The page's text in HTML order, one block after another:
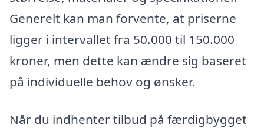
Generelt kan man forvente, at priserne
ligger i intervallet fra 50.000 til 150.000
kroner, men dette kan ændre sig baseret
på individuelle behov og ønsker.
Når du indhenter tilbud på færdigbygget